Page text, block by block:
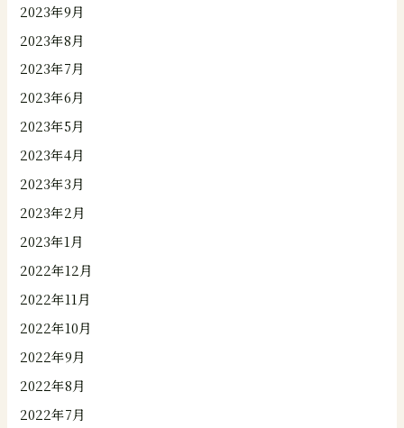
2023年9月
2023年8月
2023年7月
2023年6月
2023年5月
2023年4月
2023年3月
2023年2月
2023年1月
2022年12月
2022年11月
2022年10月
2022年9月
2022年8月
2022年7月